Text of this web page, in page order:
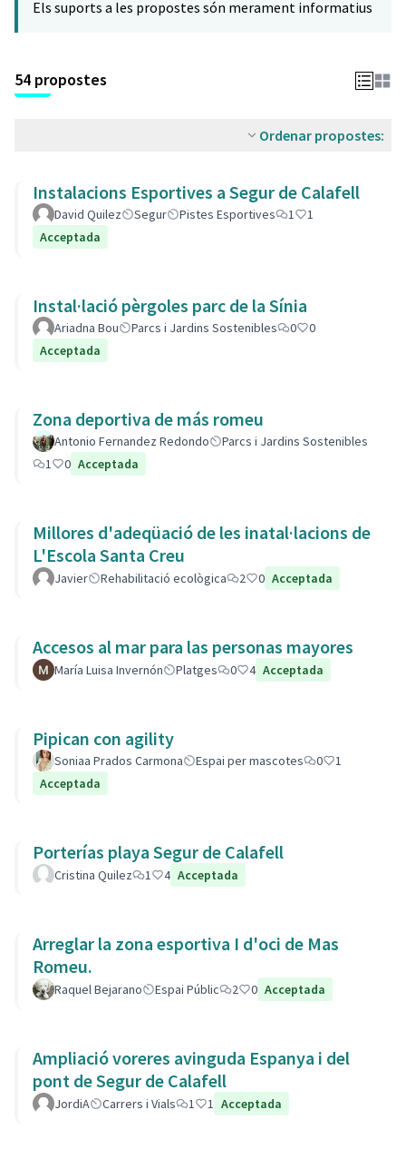
Els suports a les propostes són merament informatius
54 propostes
Ordenar propostes:
Instalacions Esportives a Segur de Calafell
David Quilez Segur Pistes Esportives 1
1
Acceptada
Instal·lació pèrgoles parc de la Sínia
Ariadna Bou Parcs i Jardins Sostenibles 0
0
Acceptada
Zona deportiva de más romeu
Antonio Fernandez Redondo
Parcs i Jardins Sostenibles
1
0 Acceptada
Millores d'adeqüació de les inatal·lacions de
L'Escola Santa Creu
Javier Rehabilitació ecològica 2 0 Acceptada
Accesos al mar para las personas mayores
María Luisa Invernón Platges 0 4 Acceptada
Pipican con agility
Soniaa Prados Carmona Espai per mascotes 0
1
Acceptada
Porterías playa Segur de Calafell
Cristina Quilez 1 4 Acceptada
Arreglar la zona esportiva I d'oci de Mas
Romeu.
Raquel Bejarano Espai Públic 2 0 Acceptada
Ampliació voreres avinguda Espanya i del
pont de Segur de Calafell
JordiA Carrers i Vials 1 1 Acceptada